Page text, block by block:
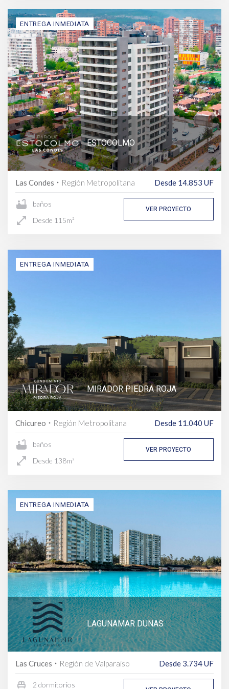
ENTREGA INMEDIATA
ESTOCOLMO
Las Condes fiber_manual_record Región Metropolitana Desde 14.853 UF
bathtub baños
open_in_full Desde 115m²
VER PROYECTO
ENTREGA INMEDIATA
MIRADOR PIEDRA ROJA
Chicureo fiber_manual_record Región Metropolitana Desde 11.040 UF
bathtub baños
open_in_full Desde 138m²
VER PROYECTO
ENTREGA INMEDIATA
LAGUNAMAR DUNAS
Las Cruces fiber_manual_record Región de Valparaiso Desde 3.734 UF
single_bed 2 dormitorios